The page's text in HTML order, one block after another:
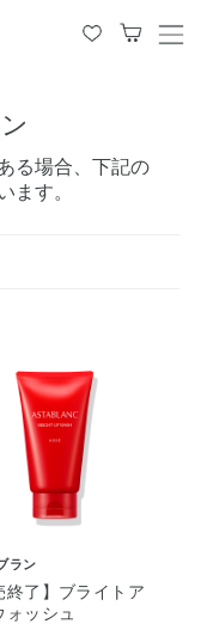
メ
る場合、下記の
ます。
ラン
終了】ブライトア
ォッシュ